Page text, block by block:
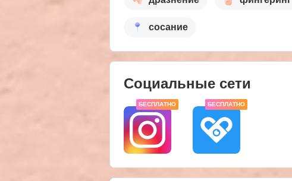
сосание
Социальные сети
БЕСПЛАТНО БЕСПЛАТНО